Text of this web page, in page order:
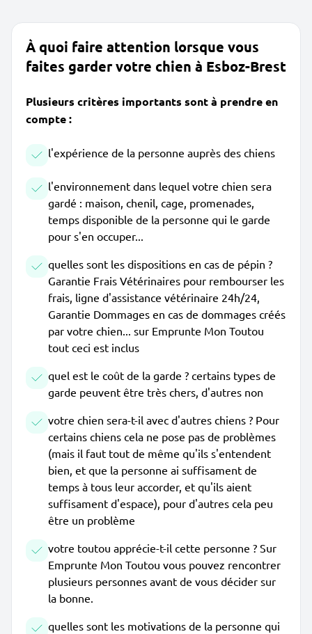
À quoi faire attention lorsque vous
faites garder votre chien à Esboz-Brest
Plusieurs critères importants sont à prendre en
compte :
l'expérience de la personne auprès des chiens
l'environnement dans lequel votre chien sera
gardé : maison, chenil, cage, promenades,
temps disponible de la personne qui le garde
pour s'en occuper...
quelles sont les dispositions en cas de pépin ?
Garantie Frais Vétérinaires pour rembourser les
frais, ligne d'assistance vétérinaire 24h/24,
Garantie Dommages en cas de dommages créés
par votre chien... sur Emprunte Mon Toutou
tout ceci est inclus
quel est le coût de la garde ? certains types de
garde peuvent être très chers, d'autres non
votre chien sera-t-il avec d'autres chiens ? Pour
certains chiens cela ne pose pas de problèmes
(mais il faut tout de même qu'ils s'entendent
bien, et que la personne ai suffisament de
temps à tous leur accorder, et qu'ils aient
suffisament d'espace), pour d'autres cela peu
être un problème
votre toutou apprécie-t-il cette personne ? Sur
Emprunte Mon Toutou vous pouvez rencontrer
plusieurs personnes avant de vous décider sur
la bonne.
quelles sont les motivations de la personne qui